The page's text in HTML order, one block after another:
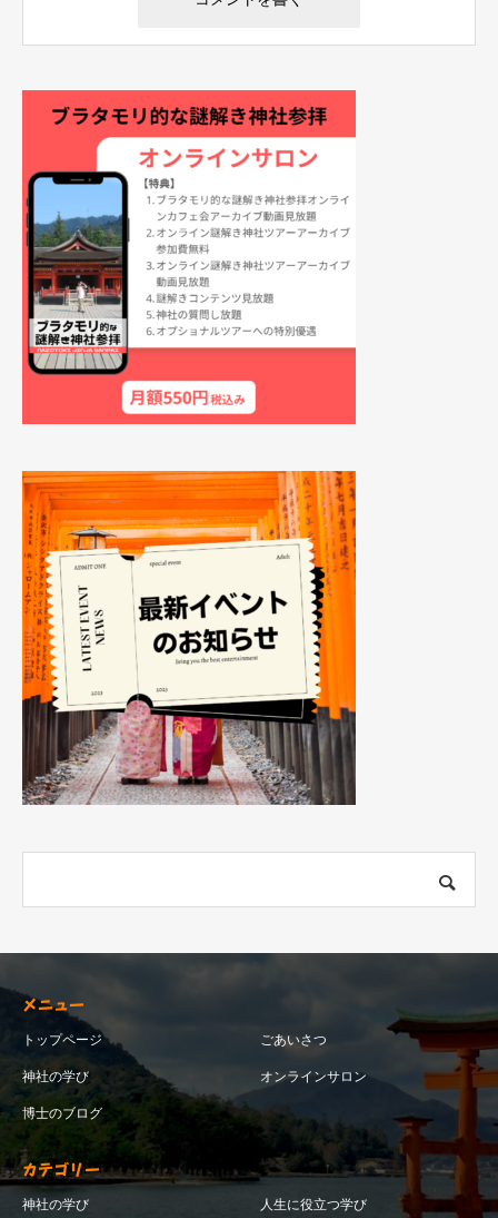
メニュー
トップページ ごあいさつ
神社の学び オンラインサロン
博士のブログ
カテゴリー
神社の学び 人生に役立つ学び